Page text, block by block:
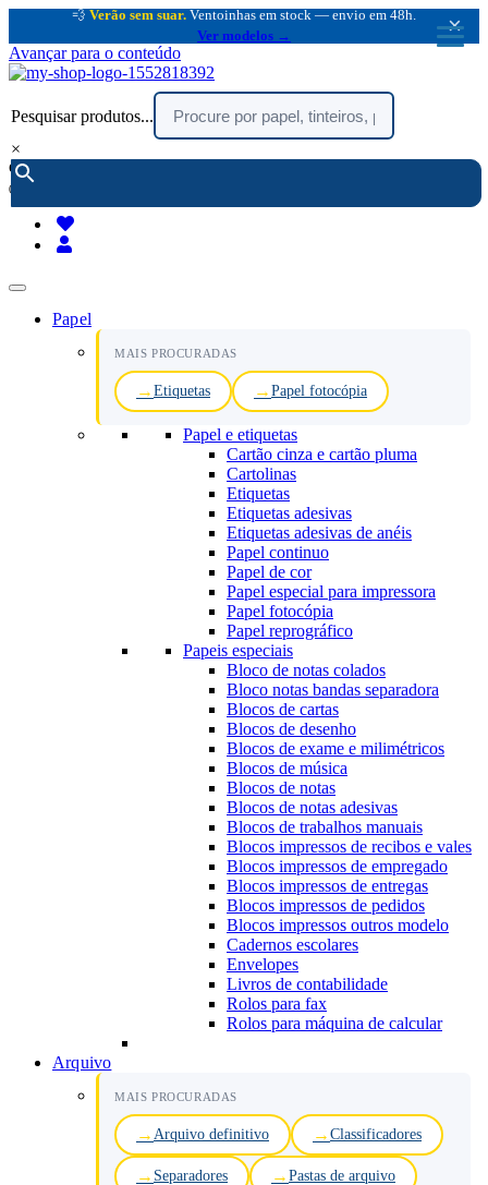
💨 Verão sem suar. Ventoinhas em stock — envio em 48h.
Ver modelos →
×
Avançar para o conteúdo
Pesquisar produtos...
×
encomendar por telefone :
(chamada rede fixa nacional)
Papel
MAIS PROCURADAS
Etiquetas Papel fotocópia
Papel e etiquetas
Cartão cinza e cartão pluma
Cartolinas
Etiquetas
Etiquetas adesivas
Etiquetas adesivas de anéis
Papel continuo
Papel de cor
Papel especial para impressora
Papel fotocópia
Papel reprográfico
Papeis especiais
Bloco de notas colados
Bloco notas bandas separadora
Blocos de cartas
Blocos de desenho
Blocos de exame e milimétricos
Blocos de música
Blocos de notas
Blocos de notas adesivas
Blocos de trabalhos manuais
Blocos impressos de recibos e vales
Blocos impressos de empregado
Blocos impressos de entregas
Blocos impressos de pedidos
Blocos impressos outros modelo
Cadernos escolares
Envelopes
Livros de contabilidade
Rolos para fax
Rolos para máquina de calcular
Arquivo
MAIS PROCURADAS
Arquivo definitivo Classificadores
Separadores Pastas de arquivo